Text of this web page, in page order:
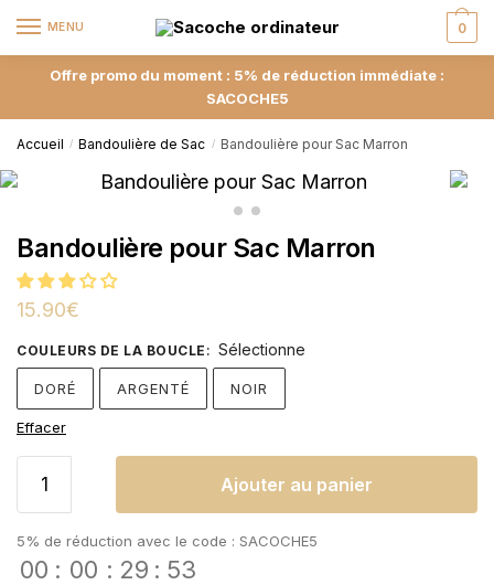
MENU 0
Offre promo du moment : 5% de réduction immédiate :
SACOCHE5
Accueil / Bandoulière de Sac / Bandoulière pour Sac Marron
Bandoulière pour Sac Marron
15.90€
COULEURS DE LA BOUCLE : Sélectionne
DORÉ ARGENTÉ NOIR
Effacer
Ajouter au panier
5% de réduction avec le code : SACOCHE5
00 : 00 : 29 : 53